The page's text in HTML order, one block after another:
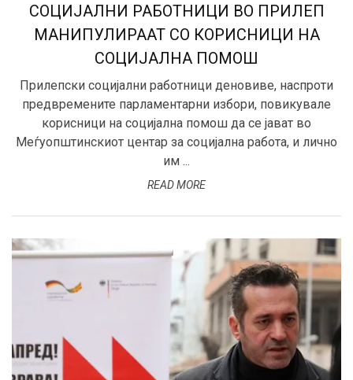
СОЦИЈАЛНИ РАБОТНИЦИ ВО ПРИЛЕП
МАНИПУЛИРААТ СО КОРИСНИЦИ НА
СОЦИЈАЛНА ПОМОШ
Прилепски социјални работници деновиве, наспроти
предвремените парламентарни избори, повикувале
корисници на социјална помош да се јават во
Меѓуопштинскиот центар за социјална работа, и лично
им ...
READ MORE